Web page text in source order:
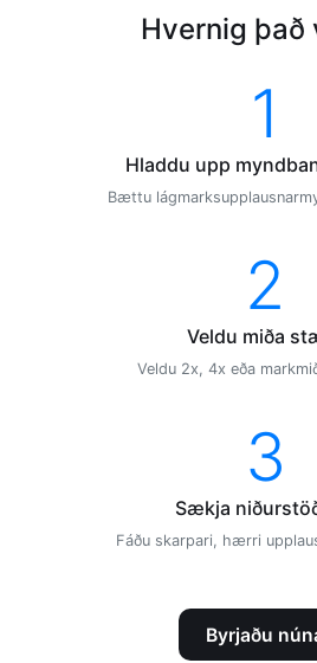
Hvernig það
1
Hladdu upp
Bættu
2
Veldu miða
Veldu 2x, 4x eða
3
Sækja
Fáðu skarpari, hærri
Byrjaðu